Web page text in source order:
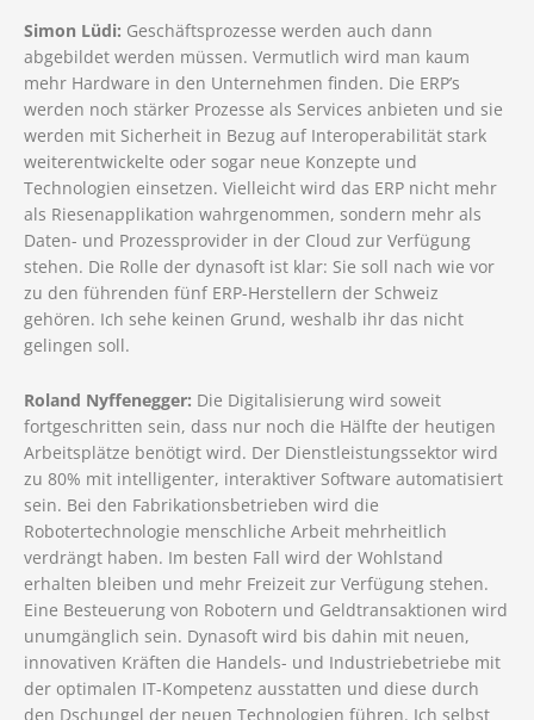
Simon Lüdi: Geschäftsprozesse werden auch dann
abgebildet werden müssen. Vermutlich wird man kaum
mehr Hardware in den Unternehmen finden. Die ERP’s
werden noch stärker Prozesse als Services anbieten und sie
werden mit Sicherheit in Bezug auf Interoperabilität stark
weiterentwickelte oder sogar neue Konzepte und
Technologien einsetzen. Vielleicht wird das ERP nicht mehr
als Riesenapplikation wahrgenommen, sondern mehr als
Daten- und Prozessprovider in der Cloud zur Verfügung
stehen. Die Rolle der dynasoft ist klar: Sie soll nach wie vor
zu den führenden fünf ERP-Herstellern der Schweiz
gehören. Ich sehe keinen Grund, weshalb ihr das nicht
gelingen soll.
Roland Nyffenegger: Die Digitalisierung wird soweit
fortgeschritten sein, dass nur noch die Hälfte der heutigen
Arbeitsplätze benötigt wird. Der Dienstleistungssektor wird
zu 80% mit intelligenter, interaktiver Software automatisiert
sein. Bei den Fabrikationsbetrieben wird die
Robotertechnologie menschliche Arbeit mehrheitlich
verdrängt haben. Im besten Fall wird der Wohlstand
erhalten bleiben und mehr Freizeit zur Verfügung stehen.
Eine Besteuerung von Robotern und Geldtransaktionen wird
unumgänglich sein. Dynasoft wird bis dahin mit neuen,
innovativen Kräften die Handels- und Industriebetriebe mit
der optimalen IT-Kompetenz ausstatten und diese durch
den Dschungel der neuen Technologien führen. Ich selbst